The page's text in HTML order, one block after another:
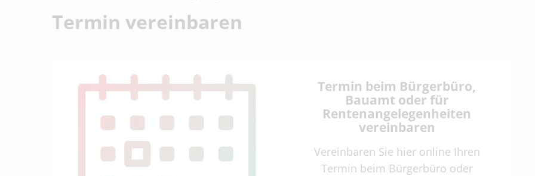
Termin vereinbaren
Termin beim Bürgerbüro,
Bauamt oder für
Rentenangelegenheiten
vereinbaren
Vereinbaren Sie hier online Ihren
Termin beim Bürgerbüro oder